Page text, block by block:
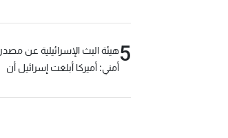
5هيئة البث الإسرائيلية عن مصدر
أمني: أميركا أبلغت إسرائيل أن